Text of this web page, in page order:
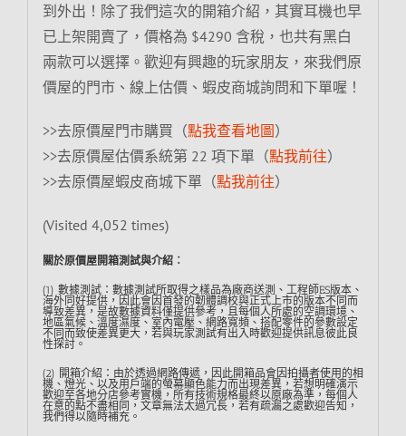
到外出！除了我們這次的開箱介紹，其實耳機也早
已上架開賣了，價格為 $4290 含稅，也共有黑白
兩款可以選擇。歡迎有興趣的玩家朋友，來我們原
價屋的門市、線上估價、蝦皮商城詢問和下單喔！
>>去原價屋門市購買（點我查看地圖）
>>去原價屋估價系統第 22 項下單（點我前往）
>>去原價屋蝦皮商城下單（點我前往）
(Visited 4,052 times)
關於原價屋開箱測試與介紹︰
(1) 數據測試：數據測試所取得之樣品為廠商送測、工程師ES版本、
海外同好提供，因此會因首發的韌體調校與正式上市的版本不同而
導致差異，是故數據資料僅提供參考，且每個人所處的空調環境、
地區氣候、溫度濕度、室內電壓、網路寬頻、搭配零件的參數設定
不同而致使差異更大，若與玩家測試有出入時歡迎提供訊息彼此良
性探討。
(2) 開箱介紹：由於透過網路傳遞，因此開箱品會因拍攝者使用的相
機、燈光、以及用戶端的螢幕顯色能力而出現差異，若想明確演示
歡迎至各地分店參考實機，所有技術規格最終以原廠為準，每個人
在意的點不盡相同，文章無法太過冗長，若有疏漏之處歡迎告知，
我們得以隨時補充。